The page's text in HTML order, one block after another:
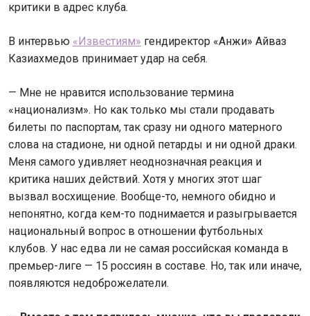
критики в адрес клуба.
В интервью «Известиям» гендиректор «Анжи» Айваз
Казиахмедов принимает удар на себя.
— Мне не нравится использование термина
«национализм». Но как только мы стали продавать
билеты по паспортам, так сразу ни одного матерного
слова на стадионе, ни одной петарды и ни одной драки.
Меня самого удивляет неоднозначная реакция и
критика наших действий. Хотя у многих этот шаг
вызвал восхищение. Вообще-то, немного обидно и
непонятно, когда кем-то поднимается и разыгрывается
национальный вопрос в отношении футбольных
клубов. У нас едва ли не самая российская команда в
премьер-лиге — 15 россиян в составе. Но, так или иначе,
появляются недоброжелатели.